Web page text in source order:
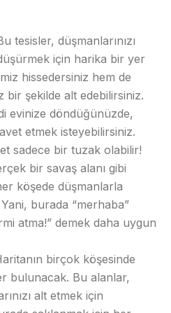
tesisler, düşmanlarınızı
için harika bir yer
hissedersiniz hem de
bir şekilde alt edebilirsiniz.
evinize döndüğünüzde,
etmek isteyebilirsiniz.
sadece bir tuzak olabilir!
bir savaş alanı gibi
köşede düşmanlarla
burada “merhaba”
atma!” demek daha uygun
birçok köşesinde
bulunacak. Bu alanlar,
alt etmek için